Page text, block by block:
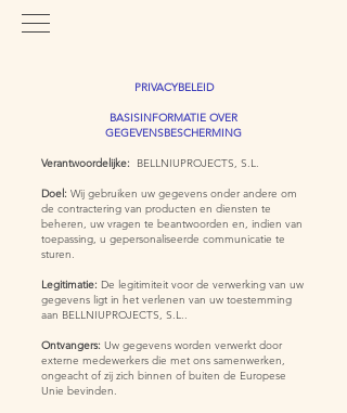
PRIVACYBELEID
BASISINFORMATIE OVER
GEGEVENSBESCHERMING
Verantwoordelijke: BELLNIUPROJECTS, S.L.
Doel: Wij gebruiken uw gegevens onder andere om
de contractering van producten en diensten te
beheren, uw vragen te beantwoorden en, indien van
toepassing, u gepersonaliseerde communicatie te
sturen.
Legitimatie: De legitimiteit voor de verwerking van uw
gegevens ligt in het verlenen van uw toestemming
aan BELLNIUPROJECTS, S.L..
Ontvangers: Uw gegevens worden verwerkt door
externe medewerkers die met ons samenwerken,
ongeacht of zij zich binnen of buiten de Europese
Unie bevinden.